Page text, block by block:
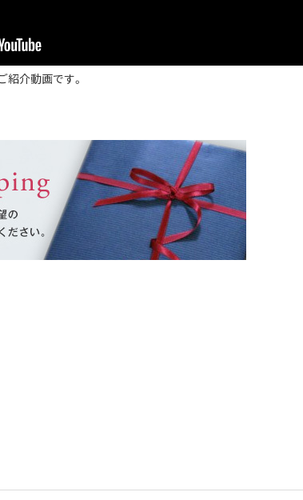
紹介動画です。